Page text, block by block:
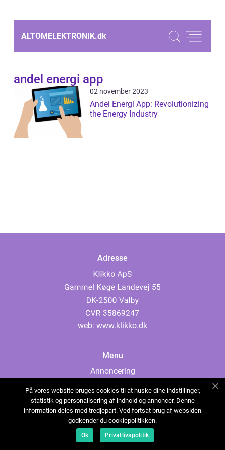
ALTOMELEKTRONIK.dk
andel energi app
02 november 2023
Andel Energi App: Revolutionizing
the Energy Industry
Adresse
web: www.klikko.dk
Menu
Annoncering
Cookies
Kontakt os
Sitemap
På vores website bruges cookies til at huske dine indstillinger,
statistik og personalisering af indhold og annoncer. Denne
information deles med tredjepart. Ved fortsat brug af websiden
godkender du cookiepolitikken.
Ok Privatlivspolitik